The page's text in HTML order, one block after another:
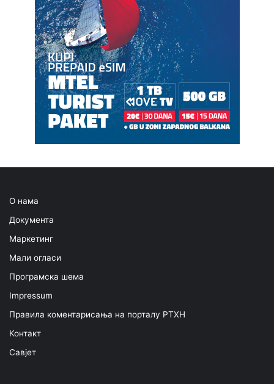
О нама
Документа
Маркетинг
Мали огласи
Програмска шема
Impressum
Правила коментарисања на порталу РТХН
Контакт
Савјет